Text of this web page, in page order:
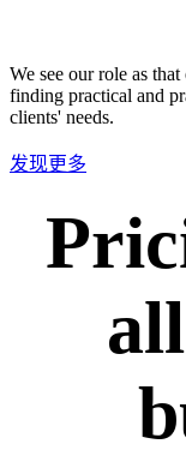
We see our role as
finding practical and
clients' needs.
发现更多